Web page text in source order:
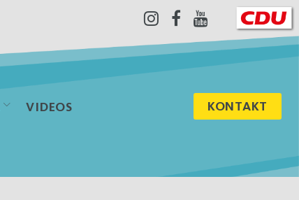
Instagram
Facebook
Youtube
VIDEOS KONTAKT